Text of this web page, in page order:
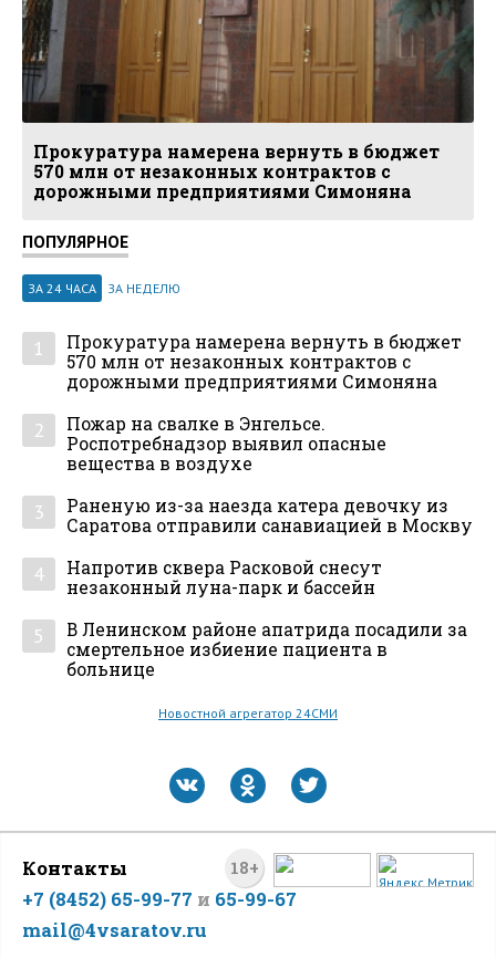
Прокуратура намерена вернуть в бюджет
570 млн от незаконных контрактов с
дорожными предприятиями Симоняна
ПОПУЛЯРНОЕ
ЗА 24 ЧАСА ЗА НЕДЕЛЮ
1
Прокуратура намерена вернуть в бюджет
570 млн от незаконных контрактов с
дорожными предприятиями Симоняна
2
Пожар на свалке в Энгельсе.
Роспотребнадзор выявил опасные
вещества в воздухе
3
Раненую из-за наезда катера девочку из
Саратова отправили санавиацией в Москву
4
Напротив сквера Расковой снесут
незаконный луна-парк и бассейн
5
В Ленинском районе апатрида посадили за
смертельное избиение пациента в
больнице
Новостной агрегатор 24СМИ
18+
Контакты
+7 (8452) 65-99-77 и 65-99-67
mail@4vsaratov.ru